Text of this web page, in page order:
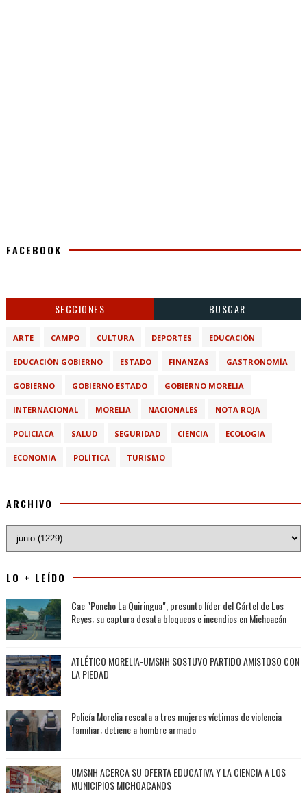
FACEBOOK
SECCIONES BUSCAR
ARTE CAMPO CULTURA DEPORTES EDUCACIÓN
EDUCACIÓN GOBIERNO ESTADO FINANZAS GASTRONOMÍA
GOBIERNO GOBIERNO ESTADO GOBIERNO MORELIA
INTERNACIONAL MORELIA NACIONALES NOTA ROJA
POLICIACA SALUD SEGURIDAD CIENCIA ECOLOGIA
ECONOMIA POLÍTICA TURISMO
ARCHIVO
LO + LEÍDO
Cae "Poncho La Quiringua", presunto líder del Cártel de Los
Reyes; su captura desata bloqueos e incendios en Michoacán
ATLÉTICO MORELIA-UMSNH SOSTUVO PARTIDO AMISTOSO CON
LA PIEDAD
Policía Morelia rescata a tres mujeres víctimas de violencia
familiar; detiene a hombre armado
UMSNH ACERCA SU OFERTA EDUCATIVA Y LA CIENCIA A LOS
MUNICIPIOS MICHOACANOS